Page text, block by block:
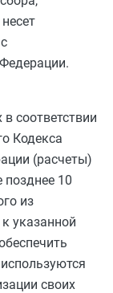
соответствии
Кодекса
(расчеты)
10
из
указанной
своих